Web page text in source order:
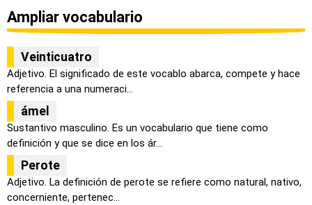
Ampliar vocabulario
Veinticuatro
Adjetivo. El significado de este vocablo abarca, compete y hace
referencia a una numeraci...
ámel
Sustantivo masculino. Es un vocabulario que tiene como
definición y que se dice en los ár...
Perote
Adjetivo. La definición de perote se refiere como natural, nativo,
concerniente, pertenec...